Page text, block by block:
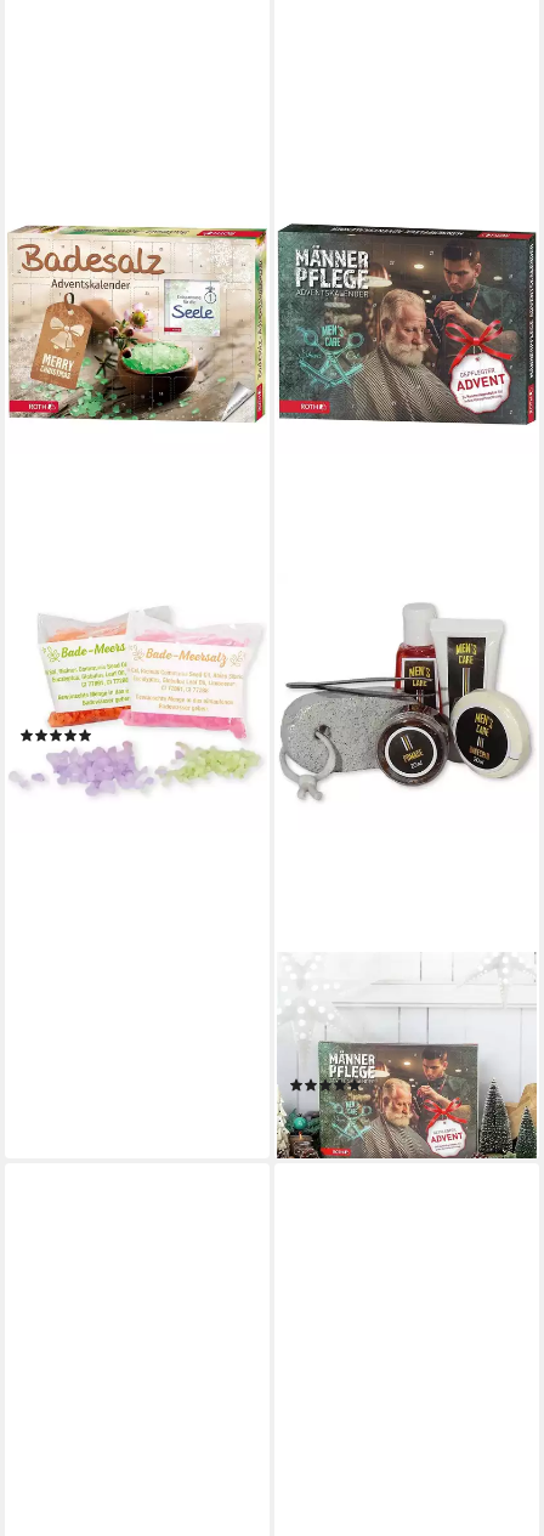
Adventskalender Badesalz,
mit Meersalz und
Entspannungsbuch, für
Erwachsene
36,42 €
lieferbar in 3 Wochen
Adventskalender
Männerpflege, für
Erwachsene, Pflegeprodukte
(3)
42,59 €
leider ausverkauft